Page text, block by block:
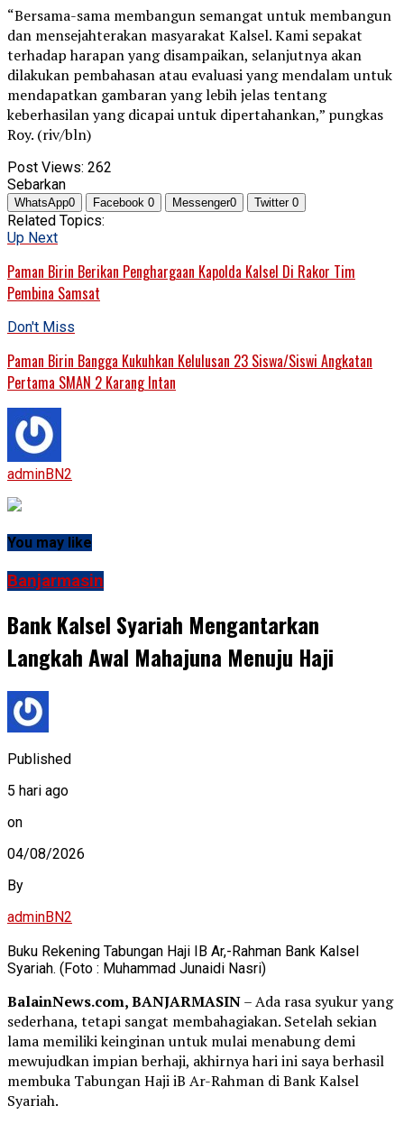
“Bersama-sama membangun semangat untuk membangun
dan mensejahterakan masyarakat Kalsel. Kami sepakat
terhadap harapan yang disampaikan, selanjutnya akan
dilakukan pembahasan atau evaluasi yang mendalam untuk
mendapatkan gambaran yang lebih jelas tentang
keberhasilan yang dicapai untuk dipertahankan,” pungkas
Roy. (riv/bln)
Post Views: 262
Sebarkan
WhatsApp0 Facebook 0 Messenger0 Twitter 0
Related Topics:
Up Next
Paman Birin Berikan Penghargaan Kapolda Kalsel Di Rakor Tim
Pembina Samsat
Don't Miss
Paman Birin Bangga Kukuhkan Kelulusan 23 Siswa/Siswi Angkatan
Pertama SMAN 2 Karang Intan
adminBN2
You may like
Banjarmasin
Bank Kalsel Syariah Mengantarkan
Langkah Awal Mahajuna Menuju Haji
Published
5 hari ago
on
04/08/2026
By
adminBN2
Buku Rekening Tabungan Haji IB Ar,-Rahman Bank Kalsel
Syariah. (Foto : Muhammad Junaidi Nasri)
BalainNews.com, BANJARMASIN– Ada rasa syukur yang
sederhana, tetapi sangat membahagiakan. Setelah sekian
lama memiliki keinginan untuk mulai menabung demi
mewujudkan impian berhaji, akhirnya hari ini saya berhasil
membuka Tabungan Haji iB Ar-Rahman di Bank Kalsel
Syariah.